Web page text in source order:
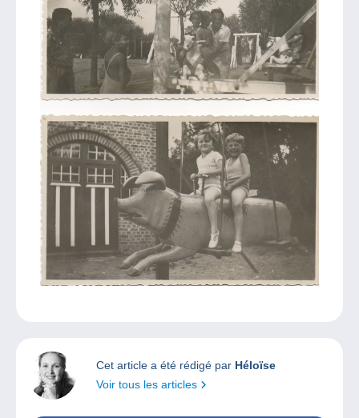
Cet article a été rédigé par Héloïse
Voir tous les articles